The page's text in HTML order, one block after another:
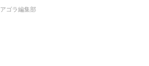
アゴラ編集部